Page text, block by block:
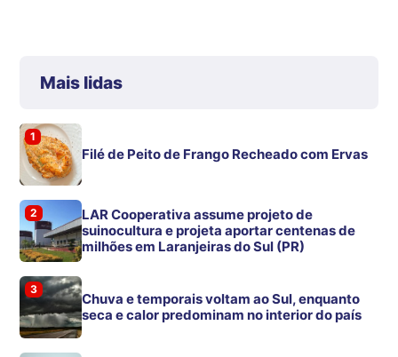
Mais lidas
1
Filé de Peito de Frango Recheado com Ervas
2
LAR Cooperativa assume projeto de
suinocultura e projeta aportar centenas de
milhões em Laranjeiras do Sul (PR)
3
Chuva e temporais voltam ao Sul, enquanto
seca e calor predominam no interior do país